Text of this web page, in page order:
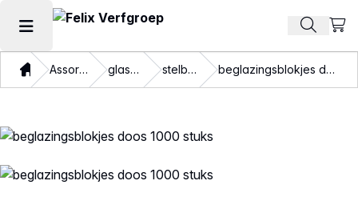
Hoofdmenu openen Zoek
Thuis Assortiment glaszetten stelblokjes beglazingsblokjes doos 1000 stuks